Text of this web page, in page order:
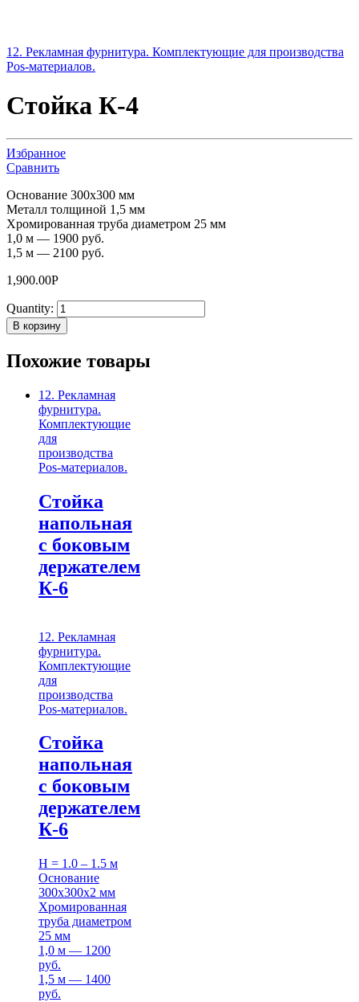
12. Рекламная фурнитура. Комплектующие для производства
Pos-материалов.
Стойка К-4
Избранное
Сравнить
Основание 300х300 мм
Металл толщиной 1,5 мм
Хромированная труба диаметром 25 мм
1,0 м — 1900 руб.
1,5 м — 2100 руб.
1,900.00Р
Quantity:
В корзину
Похожие товары
12. Рекламная
фурнитура.
Комплектующие
для
производства
Pos-материалов.
Стойка
напольная
с боковым
держателем
К-6
12. Рекламная
фурнитура.
Комплектующие
для
производства
Pos-материалов.
Стойка
напольная
с боковым
держателем
К-6
H = 1.0 – 1.5 м
Основание
300х300х2 мм
Хромированная
труба диаметром
25 мм
1,0 м — 1200
руб.
1,5 м — 1400
руб.